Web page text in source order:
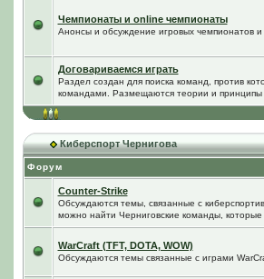
Чемпионаты и online чемпионаты
Анонсы и обсуждение игровых чемпионатов
Договариваемся играть
Раздел создан для поиска команд, против
командами. Размещаются теории и принципы
Киберспорт Чернигова
Форум
Counter-Strike
Обсуждаются темы, связанные с
можно найти Черниговские команды,
WarCraft (TFT, DOTA, WOW)
Обсуждаются темы связанные с играми